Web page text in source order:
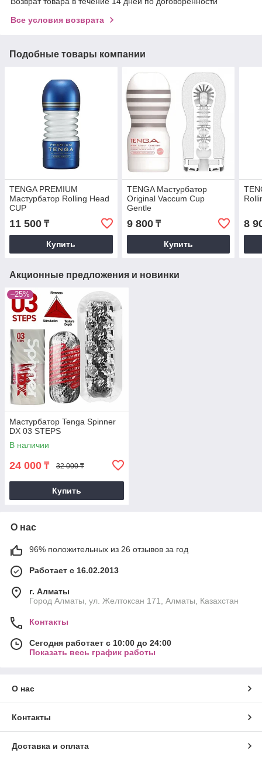
Все условия возврата
Подобные товары компании
TENGA PREMIUM
Мастурбатор Rolling Head
CUP
11 500 ₸
Купить
TENGA Мастурбатор
Original Vaccum Cup
Gentle
9 800₸
Купить
8
Акционные предложения и новинки
–25%
Мастурбатор Tenga Spinner
DX 03 STEPS
В наличии
24 000 ₸ 32 000 ₸
Купить
О нас
96% положительных из 26 отзывов за год
Работает с 16.02.2013
г. Алматы
Город Алматы, ул. Желтоксан 171, Алматы, Казахстан
Контакты
Сегодня работает с 10:00 до 24:00
Показать весь график работы
О нас
Контакты
Доставка и оплата